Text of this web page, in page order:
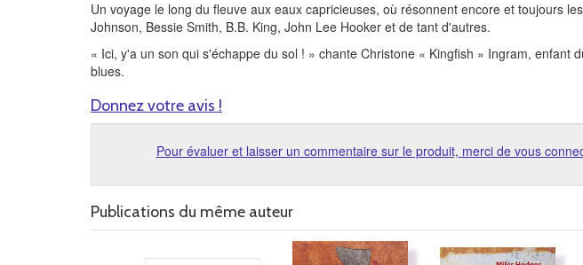
Un voyage le long du fleuve aux eaux capricieuses, où résonnent encore et toujours
Johnson, Bessie Smith, B.B. King, John Lee Hooker et de tant d'autres.
« Ici, y'a un son qui s'échappe du sol ! » chante Christone « Kingfish » Ingram, enfant
blues.
Donnez votre avis !
Pour évaluer et laisser un commentaire sur le produit, merci de vous
Publications du même auteur